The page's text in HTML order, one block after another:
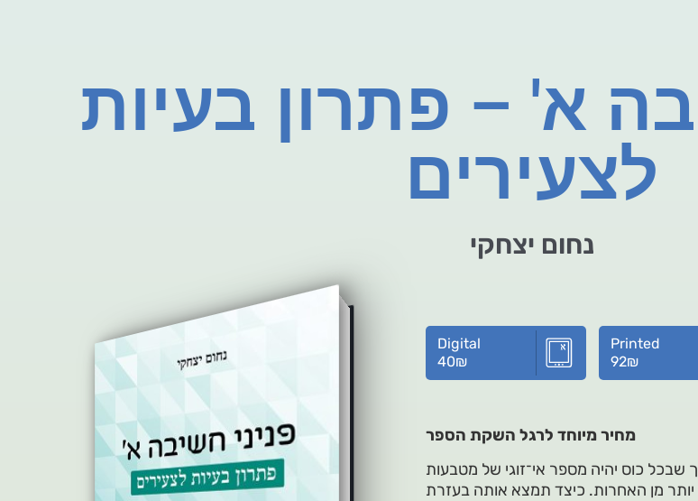
א' – פתרון בעיות
לצעירים
נחום יצחקי
Digital
40₪
Printed
92₪
מחיר מיוחד לרגל השקת הספר
יותר מן האחרות. כיצד תמצא אותה בעזרת